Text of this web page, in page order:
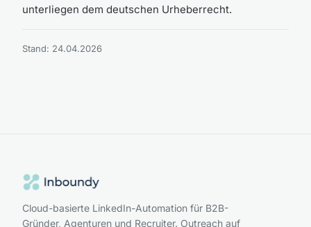
unterliegen dem deutschen Urheberrecht.
Stand: 24.04.2026
Cloud-basierte LinkedIn-Automation für B2B-
Gründer, Agenturen und Recruiter. Outreach auf